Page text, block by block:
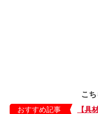
こ
おすすめ記事